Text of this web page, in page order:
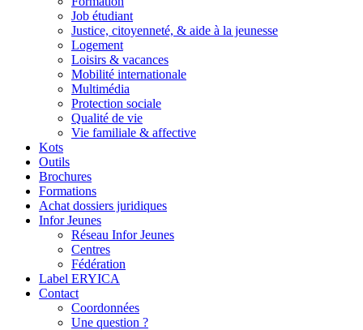
Job étudiant
Justice, citoyenneté, & aide à la jeunesse
Logement
Loisirs & vacances
Mobilité internationale
Multimédia
Protection sociale
Qualité de vie
Vie familiale & affective
Kots
Outils
Brochures
Formations
Achat dossiers juridiques
Infor Jeunes
Réseau Infor Jeunes
Centres
Fédération
Label ERYICA
Contact
Coordonnées
Une question ?